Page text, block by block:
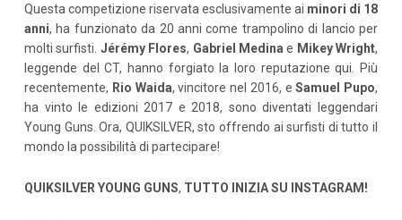
Questa competizione riservata esclusivamente ai minori di 18
anni, ha funzionato da 20 anni come trampolino di lancio per
molti surfisti. Jérémy Flores, Gabriel Medina e Mikey Wright,
leggende del CT, hanno forgiato la loro reputazione qui. Più
recentemente, Rio Waida, vincitore nel 2016, e Samuel Pupo,
ha vinto le edizioni 2017 e 2018, sono diventati leggendari
Young Guns. Ora, QUIKSILVER, sto offrendo ai surfisti di tutto il
mondo la possibilità di partecipare!
QUIKSILVER YOUNG GUNS, TUTTO INIZIA SU INSTAGRAM!